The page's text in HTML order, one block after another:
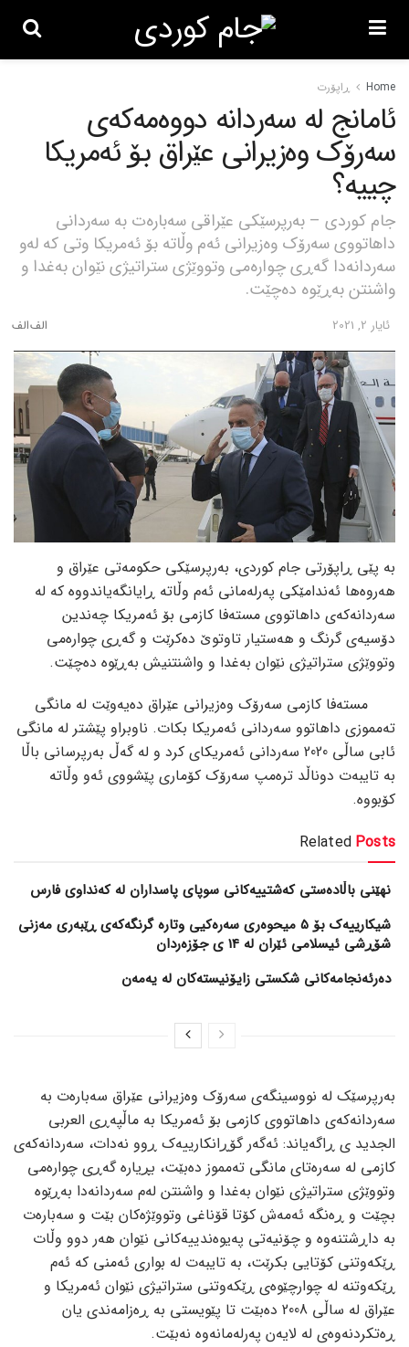
Home ڕاپۆرت
ئامانج لە سەردانە دووەمەکەی
سەرۆک وەزیرانی عێراق بۆ ئەمریکا
چییە؟
جام کوردی – بەرپرسێکی عێراقی سەبارەت بە سەردانی
داهاتووی سەرۆک وەزیرانی ئەم وڵاتە بۆ ئەمریکا وتی کە لەو
سەردانەدا گەڕی چوارەمی وتووێژی ستراتیژی نێوان بەغدا و
واشنتن بەڕێوە دەچێت.
ئایار 2, 2021
بە پێی ڕاپۆرتی جام کوردی، بەرپرسێکی حکومەتی عێراق و
هەروەها ئەندامێکی پەرلەمانی ئەم وڵاتە ڕایانگەیاندووە کە لە
سەردانەکەی داهاتووی مستەفا کازمی بۆ ئەمریکا چەندین
دۆسیەی گرنگ و هەستیار تاوتوێ دەکرێت و گەڕی چوارەمی
وتووێژی ستراتیژی نێوان بەغدا و واشنتنیش بەڕێوە دەچێت.
مستەفا کازمی سەرۆک وەزیرانی عێراق دەیەوێت لە مانگی
تەمموزی داهاتوو سەردانی ئەمریکا بکات. ناوبراو پێشتر لە مانگی
ئابی ساڵی 2020 سەردانی ئەمریکای کرد و لە گەڵ بەرپرسانی باڵا
بە تایبەت دوناڵد ترەمپ سەرۆک کۆماری پێشووی ئەو وڵاتە
کۆبووە.
Related Posts
نهێنی باڵادەستی کەشتییەکانی سوپای پاسداران لە کەنداوی فارس
شیکارییەک بۆ 5 میحوەری سەرەکیی وتارە گرنگەکەی ڕێبەری مەزنی
شۆڕشی ئیسلامی ئێران لە 14 ی جۆزەردان
دەرئەنجامەکانی شکستی زایۆنیستەکان لە یەمەن
بەرپرسێک لە نووسینگەی سەرۆک وەزیرانی عێراق سەبارەت بە
سەردانەکەی داهاتووی کازمی بۆ ئەمریکا بە ماڵپەڕی العربی
الجدید ی ڕاگەیاند: ئەگەر گۆڕانکارییەک ڕوو نەدات، سەردانەکەی
کازمی لە سەرەتای مانگی تەمموز دەبێت، بڕیارە گەڕی چوارەمی
وتووێژی ستراتیژی نێوان بەغدا و واشنتن لەم سەردانەدا بەڕێوە
بچێت و ڕەنگە ئەمەش کۆتا قۆناغی وتووێژەکان بێت و سەبارەت
بە داڕشتنەوە و چۆنیەتی پەیوەندییەکانی نێوان هەر دوو وڵات
ڕێکەوتنی کۆتایی بکرێت، بە تایبەت لە بواری ئەمنی کە ئەم
ڕێکەوتنە لە چوارچێوەی ڕێکەوتنی ستراتیژی نێوان ئەمریکا و
عێراق لە ساڵی 2008 دەبێت تا پێویستی بە ڕەزامەندی یان
ڕەتکردنەوەی لە لایەن پەرلەمانەوە نەبێت.